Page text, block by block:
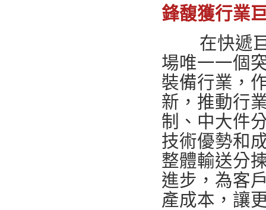
鋒馥獲行業
在快遞
場唯一一個
裝備行業，
新，推動行
制、中大件
技術優勢和
整體輸送分
進步，為客
產成本，讓